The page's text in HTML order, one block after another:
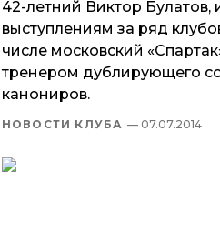
42-летний Виктор Булатов,
выступлениям за ряд
числе московский
тренером дублирующего
канониров.
НОВОСТИ КЛУБА — 07.07.2014